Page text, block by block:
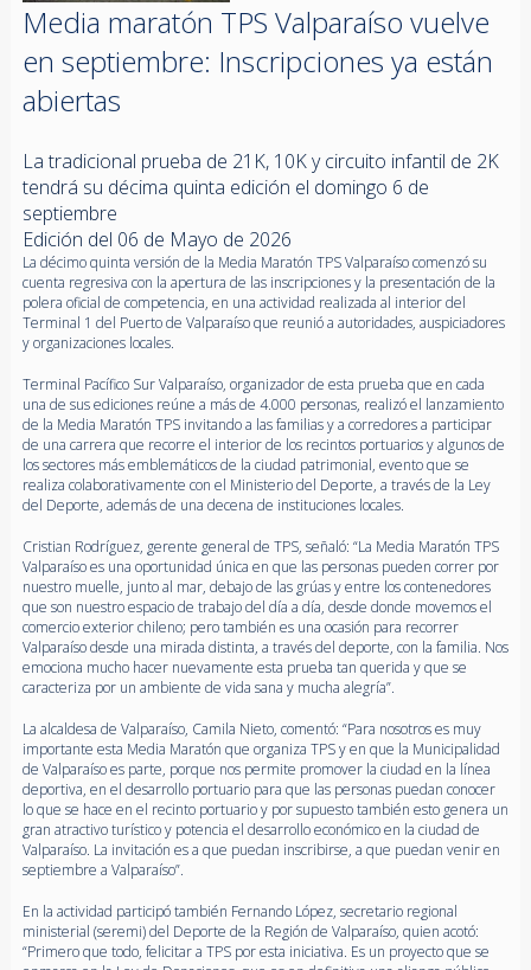
Media maratón TPS Valparaíso vuelve
en septiembre: Inscripciones ya están
abiertas
La tradicional prueba de 21K, 10K y circuito infantil de 2K
tendrá su décima quinta edición el domingo 6 de
septiembre
Edición del 06 de Mayo de 2026
La décimo quinta versión de la Media Maratón TPS Valparaíso comenzó su
cuenta regresiva con la apertura de las inscripciones y la presentación de la
polera oficial de competencia, en una actividad realizada al interior del
Terminal 1 del Puerto de Valparaíso que reunió a autoridades, auspiciadores
y organizaciones locales.
Terminal Pacífico Sur Valparaíso, organizador de esta prueba que en cada
una de sus ediciones reúne a más de 4.000 personas, realizó el lanzamiento
de la Media Maratón TPS invitando a las familias y a corredores a participar
de una carrera que recorre el interior de los recintos portuarios y algunos de
los sectores más emblemáticos de la ciudad patrimonial, evento que se
realiza colaborativamente con el Ministerio del Deporte, a través de la Ley
del Deporte, además de una decena de instituciones locales.
Cristian Rodríguez, gerente general de TPS, señaló: “La Media Maratón TPS
Valparaíso es una oportunidad única en que las personas pueden correr por
nuestro muelle, junto al mar, debajo de las grúas y entre los contenedores
que son nuestro espacio de trabajo del día a día, desde donde movemos el
comercio exterior chileno; pero también es una ocasión para recorrer
Valparaíso desde una mirada distinta, a través del deporte, con la familia. Nos
emociona mucho hacer nuevamente esta prueba tan querida y que se
caracteriza por un ambiente de vida sana y mucha alegría”.
La alcaldesa de Valparaíso, Camila Nieto, comentó: “Para nosotros es muy
importante esta Media Maratón que organiza TPS y en que la Municipalidad
de Valparaíso es parte, porque nos permite promover la ciudad en la línea
deportiva, en el desarrollo portuario para que las personas puedan conocer
lo que se hace en el recinto portuario y por supuesto también esto genera un
gran atractivo turístico y potencia el desarrollo económico en la ciudad de
Valparaíso. La invitación es a que puedan inscribirse, a que puedan venir en
septiembre a Valparaíso”.
En la actividad participó también Fernando López, secretario regional
ministerial (seremi) del Deporte de la Región de Valparaíso, quien acotó:
“Primero que todo, felicitar a TPS por esta iniciativa. Es un proyecto que se